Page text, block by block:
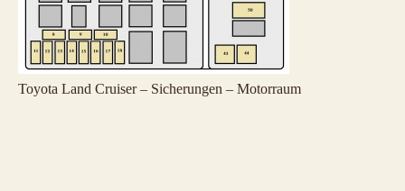
Toyota Land Cruiser – Sicherungen – Motorraum